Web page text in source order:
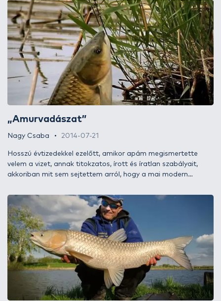
tartó „örömpecára” invitáltam páromat, aki egyre több időt
tölt velem a vízparton, és szerettem volna, ha sok szép
élményben lenne része, ezzel is elősegítve a horgászat iránti
elkötelezettségét.
„Amurvadászat”
Nagy Csaba 2014-07-21
Hosszú évtizedekkel ezelőtt, amikor apám megismertette
velem a vizet, annak titokzatos, írott és íratlan szabályait,
akkoriban mit sem sejtettem arról, hogy a mai modern
gondolni sem mertem volna, hogy évek múltán a Haldorádó
termékek lehetővé teszik számomra, hogy amikor elindulok a
vízpartra horgászni, előre eldönthetem, pontyot vagy amurt
szeretnék fogni. 2014-ben ez már teljesen természetes!